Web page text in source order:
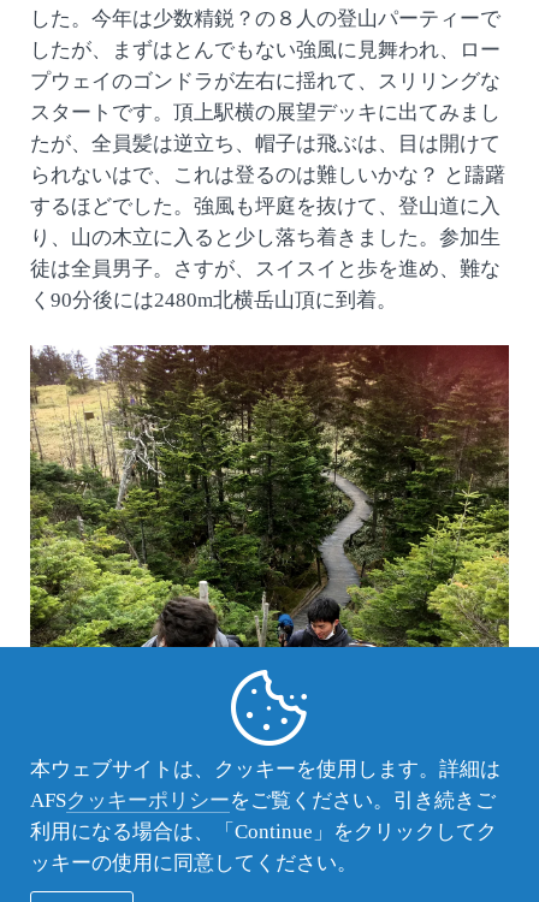
した。今年は少数精鋭？の８人の登山パーティーで
したが、まずはとんでもない強風に見舞われ、ロー
プウェイのゴンドラが左右に揺れて、スリリングな
スタートです。頂上駅横の展望デッキに出てみまし
たが、全員髪は逆立ち、帽子は飛ぶは、目は開けて
られないはで、これは登るのは難しいかな？ と躊躇
するほどでした。強風も坪庭を抜けて、登山道に入
り、山の木立に入ると少し落ち着きました。参加生
徒は全員男子。さすが、スイスイと歩を進め、難な
く90分後には2480m北横岳山頂に到着。
本ウェブサイトは、クッキーを使用します。詳細は
AFSクッキーポリシーをご覧ください。引き続きご
利用になる場合は、「Continue」をクリックしてク
ッキーの使用に同意してください。